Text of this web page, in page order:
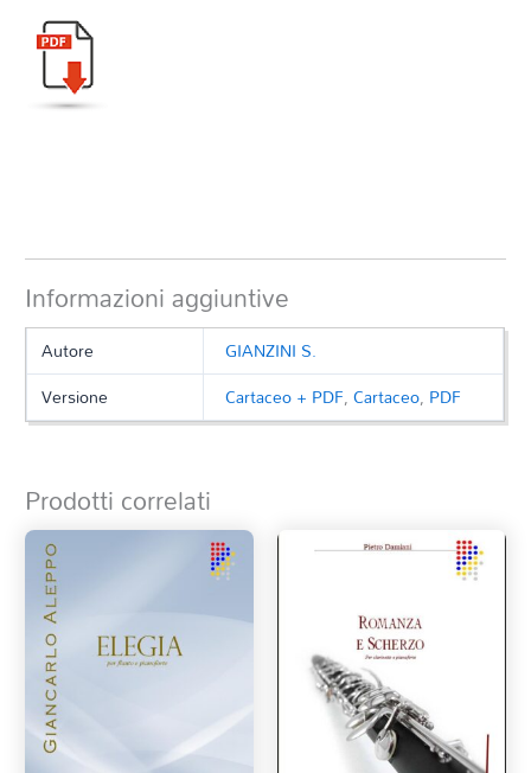
Informazioni aggiuntive
Autore
GIANZINI S.
Versione
Cartaceo + PDF,Cartaceo, PDF
Prodotti correlati